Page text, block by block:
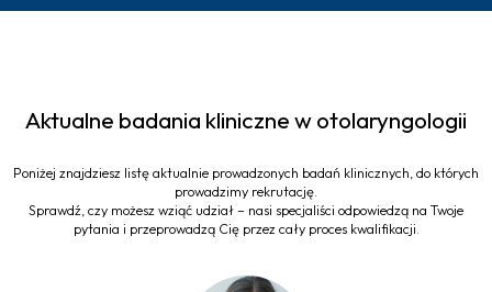
Aktualne badania kliniczne w otolaryngologii
Poniżej znajdziesz listę aktualnie prowadzonych badań klinicznych, do których
prowadzimy rekrutację.
Sprawdź, czy możesz wziąć udział – nasi specjaliści odpowiedzą na Twoje
pytania i przeprowadzą Cię przez cały proces kwalifikacji.